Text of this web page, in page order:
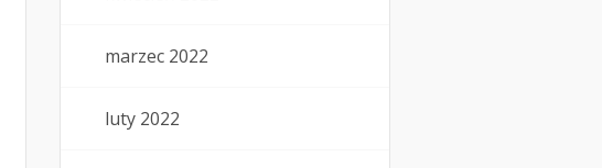
marzec 2022
luty 2022